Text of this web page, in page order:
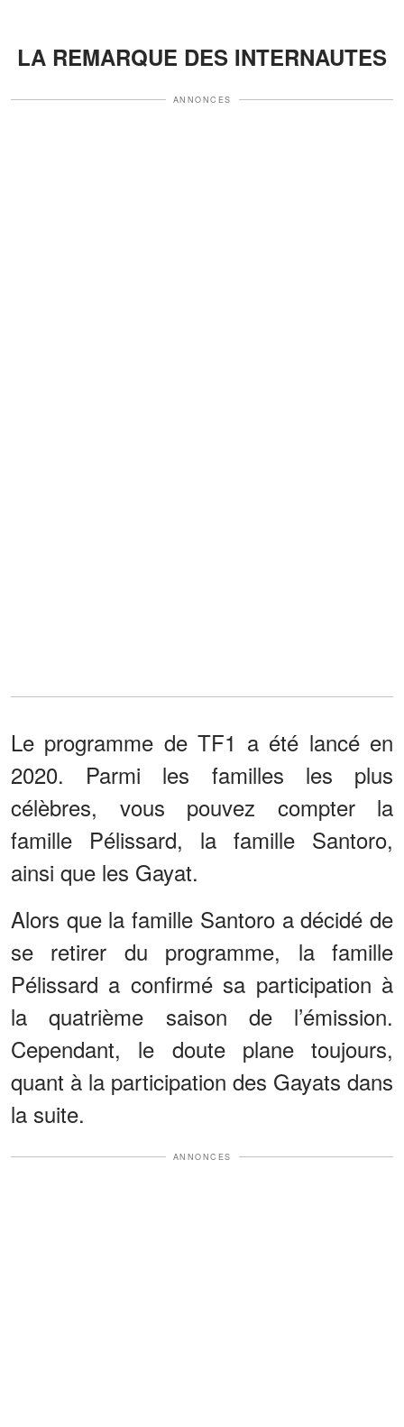
LA REMARQUE DES INTERNAUTES
ANNONCES
Le programme de TF1 a été lancé en
2020. Parmi les familles les plus
célèbres, vous pouvez compter la
famille Pélissard, la famille Santoro,
ainsi que les Gayat.
Alors que la famille Santoro a décidé de
se retirer du programme, la famille
Pélissard a confirmé sa participation à
la quatrième saison de l’émission.
Cependant, le doute plane toujours,
quant à la participation des Gayats dans
la suite.
ANNONCES